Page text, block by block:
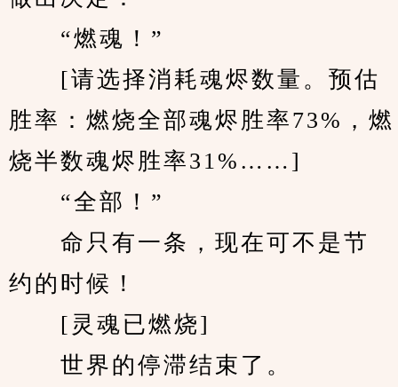
“燃魂！”
[请选择消耗魂烬数量。预估
胜率：燃烧全部魂烬胜率73%，燃
烧半数魂烬胜率31%……]
“全部！”
命只有一条，现在可不是节
约的时候！
[灵魂已燃烧]
世界的停滞结束了。